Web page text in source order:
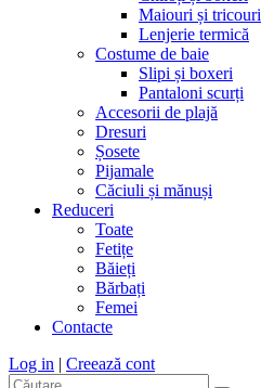
Maiouri și tricouri
Lenjerie termică
Costume de baie
Slipi și boxeri
Pantaloni scurți
Accesorii de plajă
Dresuri
Șosete
Pijamale
Căciuli și mănuși
Reduceri
Toate
Fetițe
Băieți
Bărbați
Femei
Contacte
Log in | Creează cont